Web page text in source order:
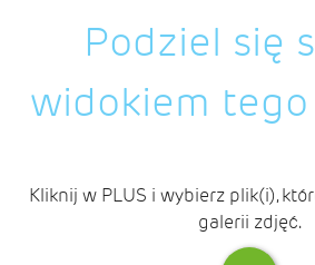
Podziel się
widokiem tego
Kliknij w PLUS i wybierz plik(i),
galerii zdjęć.